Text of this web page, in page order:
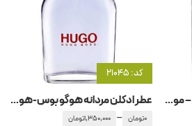
عطر ادکلن مردانه مونت بلان – مون بلان امبلم اینتنس
کد: 21045
عطر ادکلن مردانه هوگو بوس-هوگو باس هوگو
0تومان –
1,350,000تومان